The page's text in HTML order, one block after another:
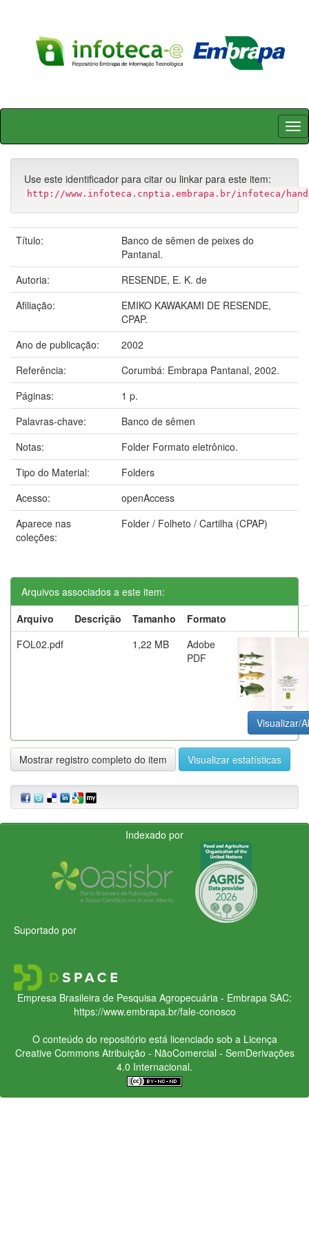
Skip
Use este identificador para citar ou linkar para este item:
http://www.infoteca.cnptia.embrapa.br/infoteca/
Título:
Banco de sêmen de peixes do
Pantanal.
Autoria:
RESENDE, E. K. de
Afiliação:
EMIKO KAWAKAMI DE RESENDE,
CPAP.
Ano de publicação:
2002
Referência:
Corumbá: Embrapa Pantanal, 2002.
Páginas:
1 p.
Palavras-chave:
Banco de sêmen
Notas:
Folder Formato eletrônico.
Tipo do Material:
Folders
Acesso:
openAccess
Aparece nas
coleções:
Folder / Folheto / Cartilha (CPAP)
Arquivos associados a este item:
Arquivo
Descrição Tamanho
Formato
FOL02.pdf
1,22 MB
Adobe
PDF
Visualizar/
Mostrar registro completo do item Visualizar estatísticas
Indexado por
Suportado por
Empresa Brasileira de Pesquisa Agropecuária - Embrapa SAC:
https://www.embrapa.br/fale-conosco
O conteúdo do repositório está licenciado sob a Licença
Creative CommonsAtribuição - NãoComercial - SemDerivações
4.0 Internacional.